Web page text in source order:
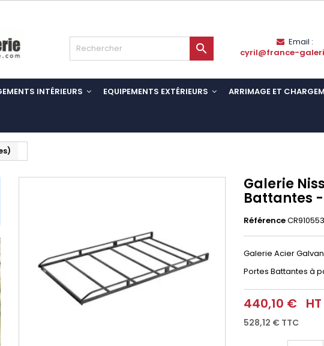

Email :
cyril@france-
INTÉRIEURS EQUIPEMENTS EXTÉRIEURS ARRIMAGE ET
Galerie
Battantes
Référence
Galerie Acier
Portes Battantes à
440,10 € HT
528,12 € TTC